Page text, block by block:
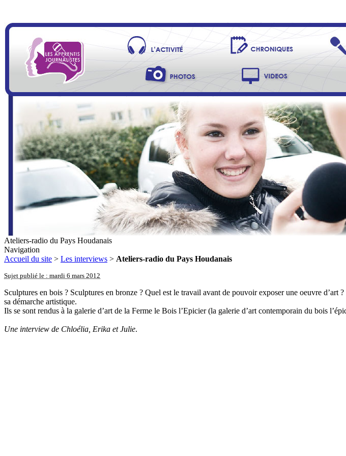
Ateliers-radio du Pays Houdanais
Navigation
Accueil du site > Les interviews > Ateliers-radio du Pays Houdanais
Sujet publié le : mardi 6 mars 2012
Sculptures en bois ? Sculptures en bronze ? Quel est le travail avant de pouvoir exposer une oeuvre
sa démarche artistique.
Ils se sont rendus à la galerie d’art de la Ferme le Bois l’Epicier (la galerie d’art contemporain du bois
Une interview de Chloélia, Erika et Julie.